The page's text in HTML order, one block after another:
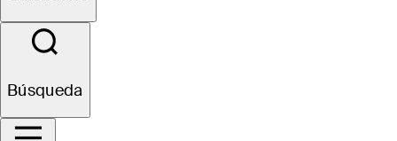
Búsqueda